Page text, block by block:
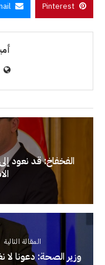
Pinterest
الفخفاخ: قد نعود
المقالة التالية
وزير الصحة: دعونا لا